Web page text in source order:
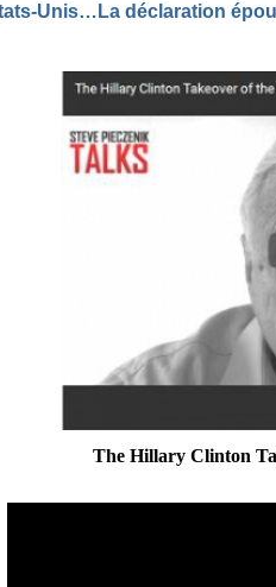
Unis…La déclaration
The Hillary Clinton